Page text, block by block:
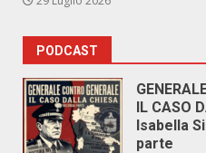
PODCAST
IL CASO
Isabella
parte